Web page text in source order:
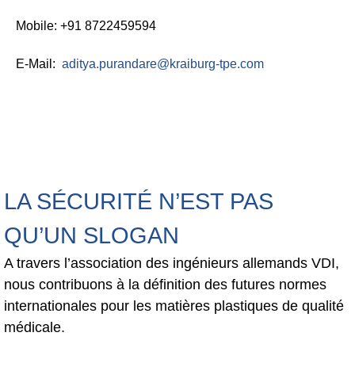
Mobile: +91 8722459594
E-Mail: aditya.purandare@kraiburg-tpe.com
LA SÉCURITÉ N’EST PAS
QU’UN SLOGAN
A travers l’association des ingénieurs allemands VDI,
nous contribuons à la définition des futures normes
internationales pour les matières plastiques de qualité
médicale.